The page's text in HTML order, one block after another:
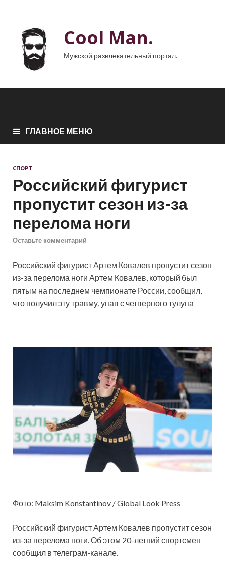
Cool Man.
Мужской развлекательный портал.
ГЛАВНОЕ МЕНЮ
СПОРТ
Российский фигурист
пропустит сезон из-за
перелома ноги
Оставьте комментарий
Российский фигурист Артем Ковалев пропустит сезон
из-за перелома ноги Артем Ковалев, который был
пятым на последнем чемпионате России, сообщил,
что получил эту травму, упав с четверного тулупа
Фото: Maksim Konstantinov / Global Look Press
Российский фигурист Артем Ковалев пропустит сезон
из-за перелома ноги. Об этом 20-летний спортсмен
сообщил в телеграм-канале.